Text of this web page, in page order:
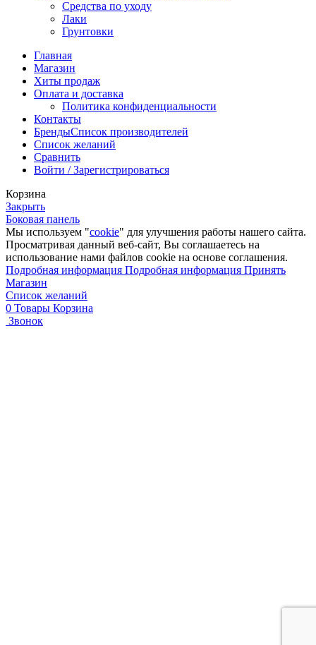
Средства по уходу
Лаки
Грунтовки
Главная
Магазин
Хиты продаж
Оплата и доставка
Политика конфиденциальности
Контакты
БрендыСписок производителей
Список желаний
Сравнить
Войти / Зарегистрироваться
Корзина
Закрыть
Боковая панель
Мы используем "cookie" для улучшения работы нашего сайта.
Просматривая данный веб-сайт, Вы соглашаетесь на
использование нами файлов cookie на основе соглашения.
Подробная информация Подробная информация Принять
Магазин
Список желаний
0 Товары Корзина
Звонок